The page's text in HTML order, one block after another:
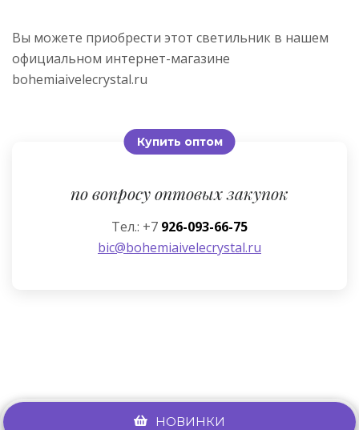
Вы можете приобрести этот светильник в нашем
официальном интернет-магазине
bohemiaivelecrystal.ru
Купить оптом
по вопросу оптовых закупок
Тел.: +7 926-093-66-75
bic@bohemiaivelecrystal.ru
НОВИНКИ